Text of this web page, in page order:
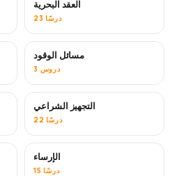
العقد البحرية
23 درسًا
مسائل الوقود
3 دروس
التجهيز الشراعي
22 درسًا
الإرساء
15 درسًا